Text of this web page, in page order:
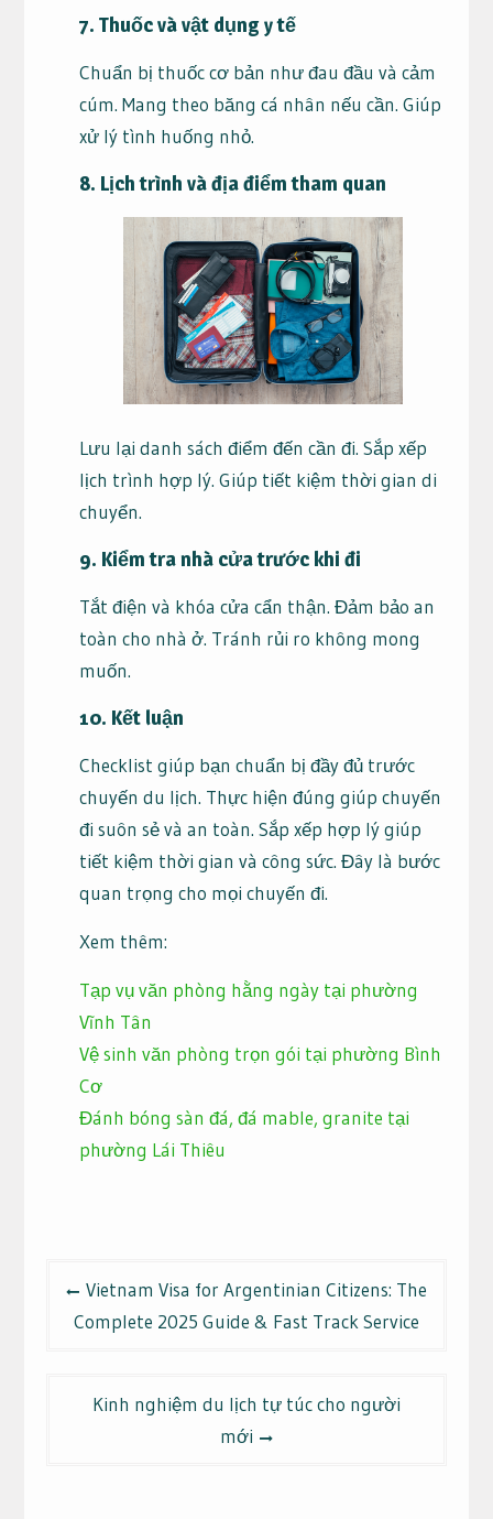
7. Thuốc và vật dụng y tế
Chuẩn bị thuốc cơ bản như đau đầu và cảm
cúm. Mang theo băng cá nhân nếu cần. Giúp
xử lý tình huống nhỏ.
8. Lịch trình và địa điểm tham quan
Lưu lại danh sách điểm đến cần đi. Sắp xếp
lịch trình hợp lý. Giúp tiết kiệm thời gian di
chuyển.
9. Kiểm tra nhà cửa trước khi đi
Tắt điện và khóa cửa cẩn thận. Đảm bảo an
toàn cho nhà ở. Tránh rủi ro không mong
muốn.
10. Kết luận
Checklist giúp bạn chuẩn bị đầy đủ trước
chuyến du lịch. Thực hiện đúng giúp chuyến
đi suôn sẻ và an toàn. Sắp xếp hợp lý giúp
tiết kiệm thời gian và công sức. Đây là bước
quan trọng cho mọi chuyến đi.
Xem thêm:
Tạp vụ văn phòng hằng ngày tại phường
Vĩnh Tân
Vệ sinh văn phòng trọn gói tại phường Bình
Cơ
Đánh bóng sàn đá, đá mable, granite tại
phường Lái Thiêu
Vietnam Visa for Argentinian Citizens: The
Complete 2025 Guide & Fast Track Service
Kinh nghiệm du lịch tự túc cho người
mới